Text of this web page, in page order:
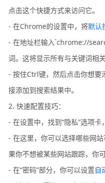
点击这个快捷方式来访问它。
- 在Chrome的设置中，将默认
- 在地址栏输入`chrome://
词。这将显示所有与关键词相关
- 按住Ctrl键，然后点击你想要
接添加到搜索结果中。
2. 快速配置技巧：
- 在设置中，找到“隐私”选项卡
- 在这里，你可以选择哪些网
果你不想被某些网站跟踪，你
- 在“密码”部分，你可以设置自